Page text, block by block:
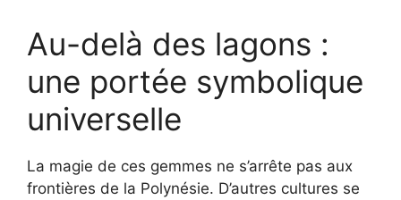
Au-delà des lagons :
une portée symbolique
universelle
La magie de ces gemmes ne s’arrête pas aux
frontières de la Polynésie. D’autres cultures se